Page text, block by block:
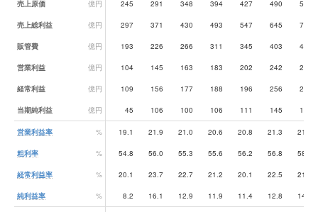
売上原価 億円 245 291 348 394 427 490 531
売上総利益 億円 297 371 430 493 547 645 743
販管費 億円 193 226 266 311 345 403 474
営業利益 億円 104 145 163 183 202 242 269
経常利益 億円 109 156 177 188 196 256 267
当期純利益 億円 45 106 100 106 111 145 184
営業利益率 % 19.1 21.9 21.0 20.6 20.8 21.3 21.1
粗利率 % 54.8 56.0 55.3 55.6 56.2 56.8 58.3
経常利益率 % 20.1 23.7 22.7 21.2 20.1 22.5 21.0
純利益率 % 8.2 16.1 12.9 11.9 11.4 12.8 14.4